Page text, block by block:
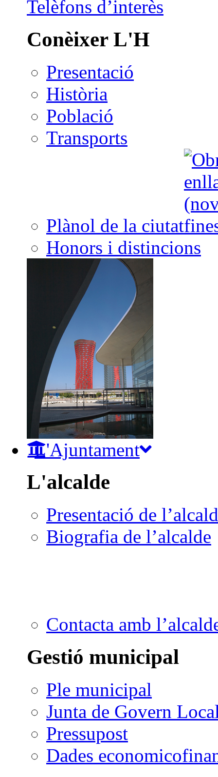
Telèfons d’interès
Conèixer L'H
Presentació
Història
Població
Transports
Plànol de la ciutat
Honors i distincions
L'Ajuntament
L'alcalde
Presentació de
Biografia de l’alcalde
Contacta amb
Gestió municipal
Ple municipal
Junta de Govern
Pressupost
Dades